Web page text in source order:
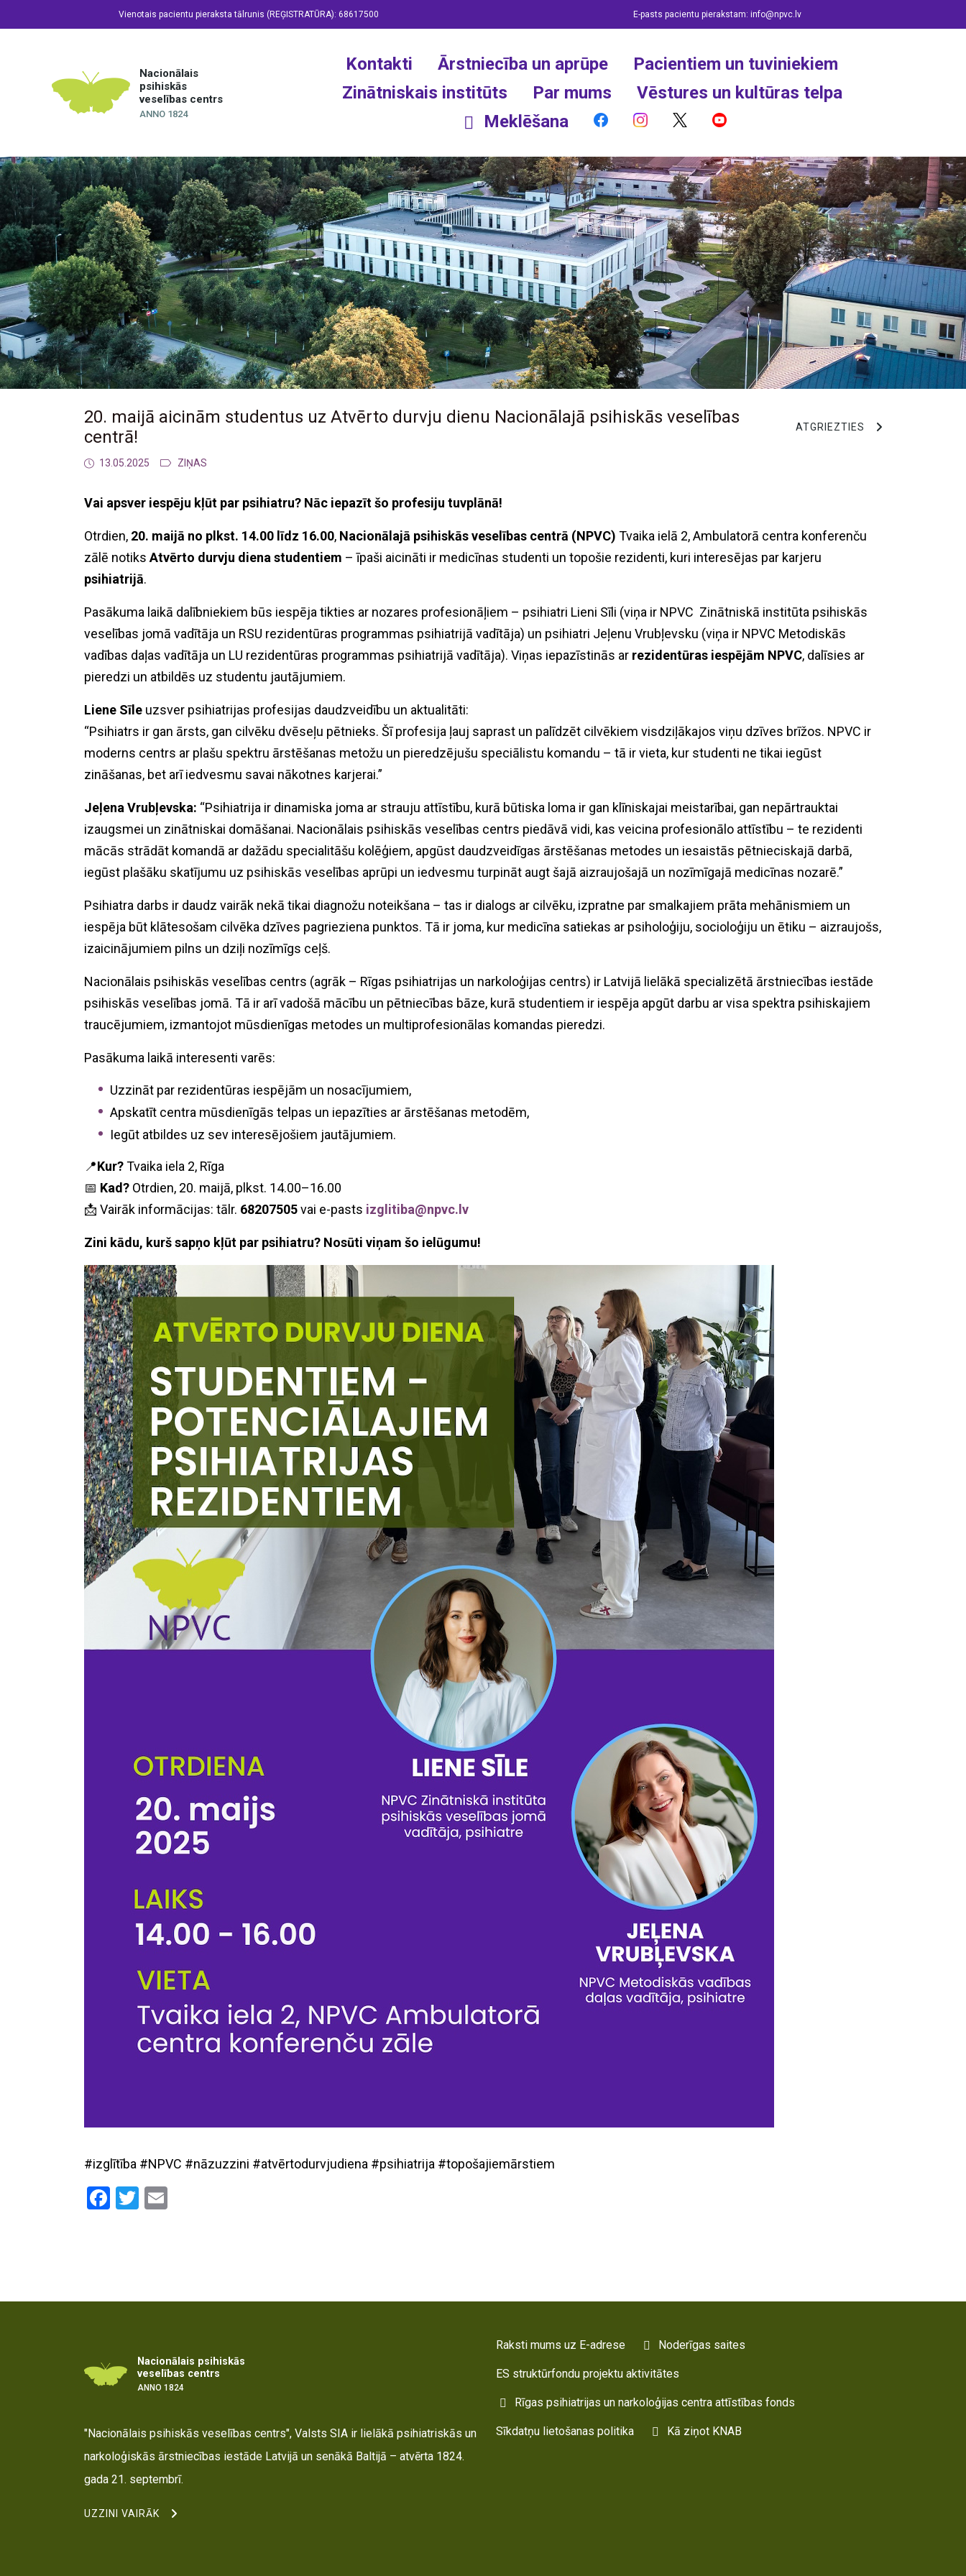
Vienotais pacientu pieraksta tālrunis (REĢISTRATŪRA): 68617500 E-pasts pacientu pierakstam: info@npvc.lv
Nacionālais
psihiskās
veselības centrs
ANNO 1824
Kontakti Ārstniecība un aprūpe
Pacientiem un tuviniekiem
Zinātniskais institūts
Par mums
Vēstures un kultūras telpa
Meklēšana
20. maijā aicinām studentus uz Atvērto durvju dienu Nacionālajā psihiskās veselības
centrā!
ATGRIEZTIES
13.05.2025 ZIŅAS
Vai apsver iespēju kļūt par psihiatru? Nāc iepazīt šo profesiju tuvplānā!
Otrdien, 20. maijā no plkst. 14.00 līdz 16.00, Nacionālajā psihiskās veselības centrā (NPVC) Tvaika ielā 2, Ambulatorā centra konferenču
zālē notiks Atvērto durvju diena studentiem – īpaši aicināti ir medicīnas studenti un topošie rezidenti, kuri interesējas par karjeru
psihiatrijā.
Pasākuma laikā dalībniekiem būs iespēja tikties ar nozares profesionāļiem – psihiatri Lieni Sīli (viņa ir NPVC Zinātniskā institūta psihiskās
veselības jomā vadītāja un RSU rezidentūras programmas psihiatrijā vadītāja) un psihiatri Jeļenu Vrubļevsku (viņa ir NPVC Metodiskās
vadības daļas vadītāja un LU rezidentūras programmas psihiatrijā vadītāja). Viņas iepazīstinās ar rezidentūras iespējām NPVC, dalīsies ar
pieredzi un atbildēs uz studentu jautājumiem.
Liene Sīle uzsver psihiatrijas profesijas daudzveidību un aktualitāti:
“Psihiatrs ir gan ārsts, gan cilvēku dvēseļu pētnieks. Šī profesija ļauj saprast un palīdzēt cilvēkiem visdziļākajos viņu dzīves brīžos. NPVC ir
moderns centrs ar plašu spektru ārstēšanas metožu un pieredzējušu speciālistu komandu – tā ir vieta, kur studenti ne tikai iegūst
zināšanas, bet arī iedvesmu savai nākotnes karjerai.”
Jeļena Vrubļevska: “Psihiatrija ir dinamiska joma ar strauju attīstību, kurā būtiska loma ir gan klīniskajai meistarībai, gan nepārtrauktai
izaugsmei un zinātniskai domāšanai. Nacionālais psihiskās veselības centrs piedāvā vidi, kas veicina profesionālo attīstību – te rezidenti
mācās strādāt komandā ar dažādu specialitāšu kolēģiem, apgūst daudzveidīgas ārstēšanas metodes un iesaistās pētnieciskajā darbā,
iegūst plašāku skatījumu uz psihiskās veselības aprūpi un iedvesmu turpināt augt šajā aizraujošajā un nozīmīgajā medicīnas nozarē.”
Psihiatra darbs ir daudz vairāk nekā tikai diagnožu noteikšana – tas ir dialogs ar cilvēku, izpratne par smalkajiem prāta mehānismiem un
iespēja būt klātesošam cilvēka dzīves pagrieziena punktos. Tā ir joma, kur medicīna satiekas ar psiholoģiju, socioloģiju un ētiku – aizraujošs,
izaicinājumiem pilns un dziļi nozīmīgs ceļš.
Nacionālais psihiskās veselības centrs (agrāk – Rīgas psihiatrijas un narkoloģijas centrs) ir Latvijā lielākā specializētā ārstniecības iestāde
psihiskās veselības jomā. Tā ir arī vadošā mācību un pētniecības bāze, kurā studentiem ir iespēja apgūt darbu ar visa spektra psihiskajiem
traucējumiem, izmantojot mūsdienīgas metodes un multiprofesionālas komandas pieredzi.
Pasākuma laikā interesenti varēs:
Uzzināt par rezidentūras iespējām un nosacījumiem,
Apskatīt centra mūsdienīgās telpas un iepazīties ar ārstēšanas metodēm,
Iegūt atbildes uz sev interesējošiem jautājumiem.
📍Kur?Tvaika iela 2, Rīga
📅 Kad? Otrdien, 20. maijā, plkst. 14.00–16.00
📩 Vairāk informācijas: tālr. 68207505vai e-pasts izglitiba@npvc.lv
Zini kādu, kurš sapņo kļūt par psihiatru? Nosūti viņam šo ielūgumu!
#izglītība #NPVC #nāzuzzini #atvērtodurvjudiena #psihiatrija #topošajiemārstiem
Facebook
Twitter
Nacionālais psihiskās
veselības centrs
ANNO 1824
"Nacionālais psihiskās veselības centrs", Valsts SIA ir lielākā psihiatriskās un
narkoloģiskās ārstniecības iestāde Latvijā un senākā Baltijā – atvērta 1824.
gada 21. septembrī.
UZZINI VAIRĀK
Raksti mums uz E-adrese Noderīgas saites
ES struktūrfondu projektu aktivitātes
Rīgas psihiatrijas un narkoloģijas centra attīstības fonds
Sīkdatņu lietošanas politika Kā ziņot KNAB